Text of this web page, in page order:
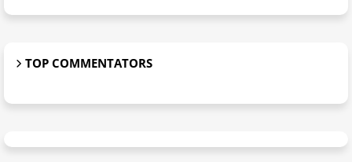
TOP COMMENTATORS